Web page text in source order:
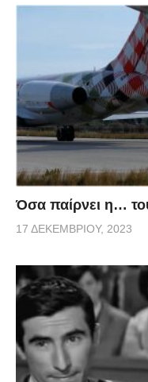
Όσα παίρνει η…
17 ΔΕΚΕΜΒΡΊΟΥ, 2023